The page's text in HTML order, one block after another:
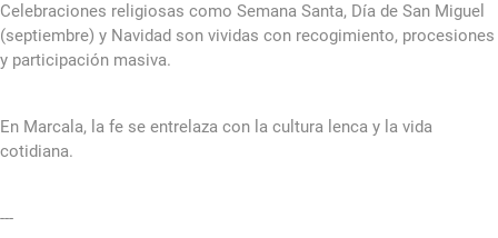
Celebraciones religiosas como Semana Santa, Día de San Miguel
(septiembre) y Navidad son vividas con recogimiento, procesiones
y participación masiva.
En Marcala, la fe se entrelaza con la cultura lenca y la vida
cotidiana.
---